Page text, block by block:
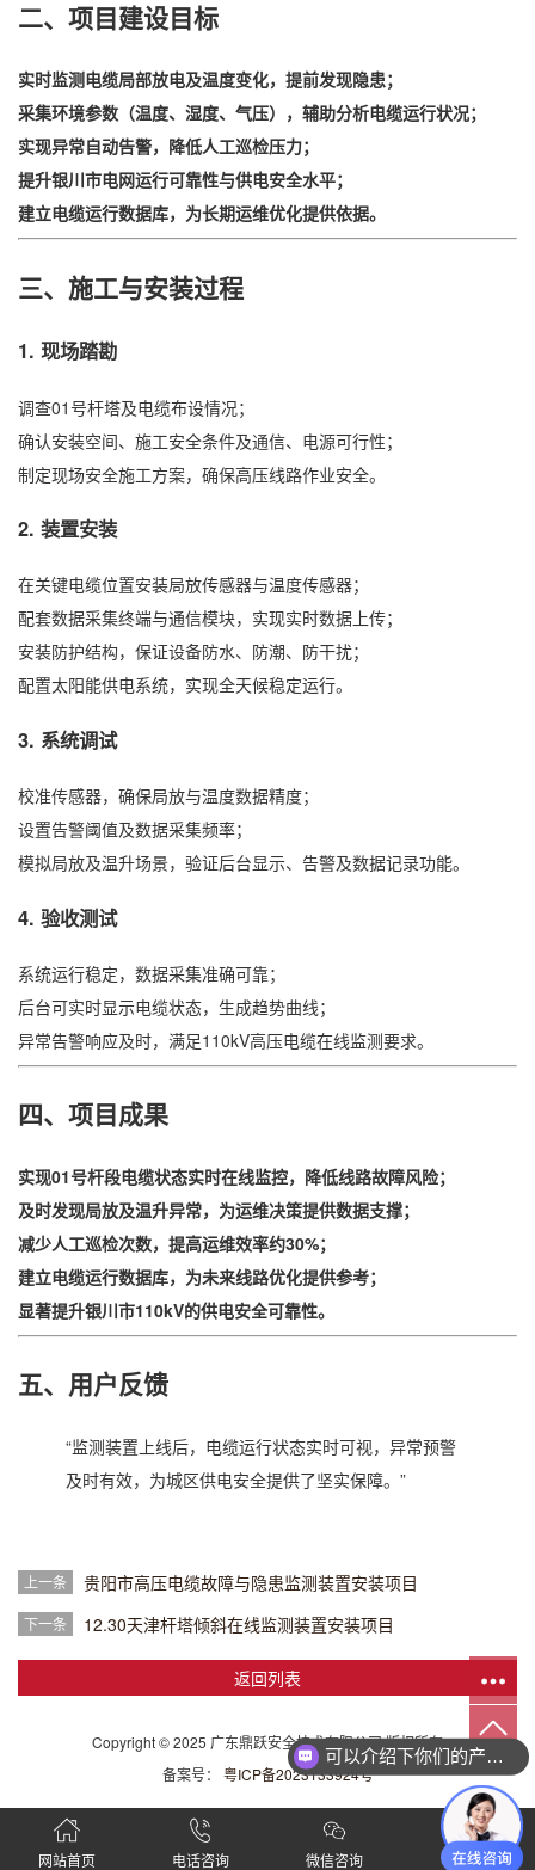
二、项目建设目标
实时监测电缆局部放电及温度变化，提前发现隐患；
采集环境参数（温度、湿度、气压），辅助分析电缆运行状况；
实现异常自动告警，降低人工巡检压力；
提升银川市电网运行可靠性与供电安全水平；
建立电缆运行数据库，为长期运维优化提供依据。
三、施工与安装过程
1. 现场踏勘
调查01号杆塔及电缆布设情况；
确认安装空间、施工安全条件及通信、电源可行性；
制定现场安全施工方案，确保高压线路作业安全。
2. 装置安装
在关键电缆位置安装局放传感器与温度传感器；
配套数据采集终端与通信模块，实现实时数据上传；
安装防护结构，保证设备防水、防潮、防干扰；
配置太阳能供电系统，实现全天候稳定运行。
3. 系统调试
校准传感器，确保局放与温度数据精度；
设置告警阈值及数据采集频率；
模拟局放及温升场景，验证后台显示、告警及数据记录功能。
4. 验收测试
系统运行稳定，数据采集准确可靠；
后台可实时显示电缆状态，生成趋势曲线；
异常告警响应及时，满足110kV高压电缆在线监测要求。
四、项目成果
实现01号杆段电缆状态实时在线监控，降低线路故障风险；
及时发现局放及温升异常，为运维决策提供数据支撑；
减少人工巡检次数，提高运维效率约30%；
建立电缆运行数据库，为未来线路优化提供参考；
显著提升银川市110kV的供电安全可靠性。
五、用户反馈
“监测装置上线后，电缆运行状态实时可视，异常预警
及时有效，为城区供电安全提供了坚实保障。”
上一条 贵阳市高压电缆故障与隐患监测装置安装项目
下一条 12.30天津杆塔倾斜在线监测装置安装项目
返回列表
Copyright © 2025 广东鼎跃安全技术有限公司 版权所有
备案号：
粤ICP备2023133924号
网站首页 电话咨询 微信咨询
可以介绍下你们的产品么